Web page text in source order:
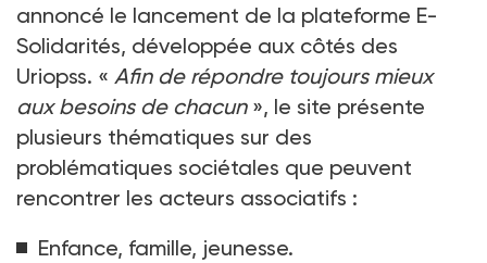
annoncé le lancement de la plateforme E-
Solidarités, développée aux côtés des
Uriopss. « Afin de répondre toujours mieux
aux besoins de chacun », le site présente
plusieurs thématiques sur des
problématiques sociétales que peuvent
rencontrer les acteurs associatifs :
Enfance, famille, jeunesse.